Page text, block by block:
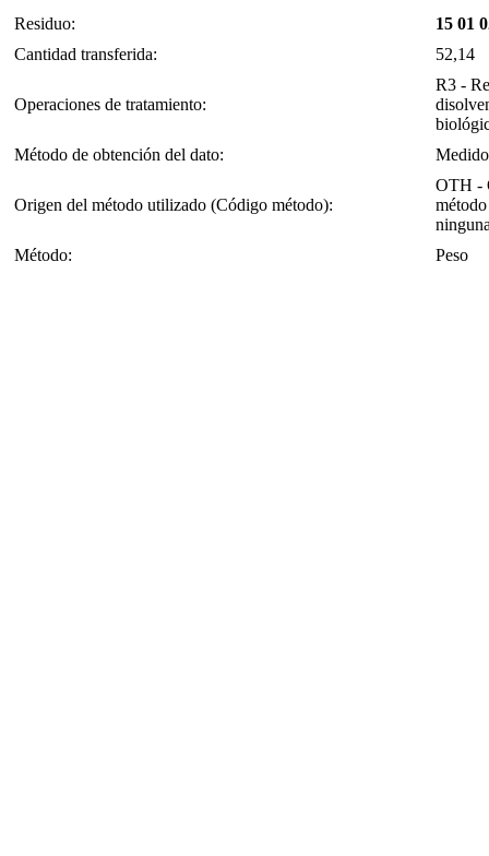
Residuo:
15 01
Cantidad transferida:
52,14
Operaciones de tratamiento:
R3 -
Método de obtención del dato:
Medido
Origen del método utilizado (Código método):
OTH -
Método:
Peso